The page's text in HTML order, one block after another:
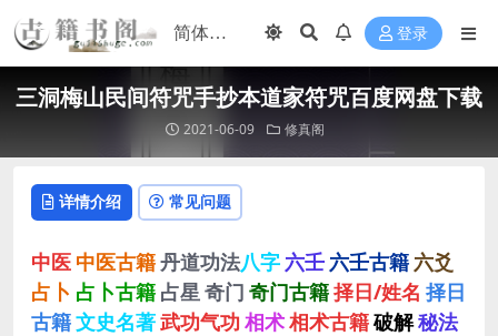
登录
三洞梅山民间符咒手抄本道家符咒百度网盘下载
2021-06-09 修真阁
详情介绍 常见问题
中医 中医古籍丹道功法八字 六壬 六壬古籍 六爻
占卜 占卜古籍 占星 奇门 奇门古籍择日/姓名 择日
古籍文史名著武功气功 相术相术古籍破解秘法